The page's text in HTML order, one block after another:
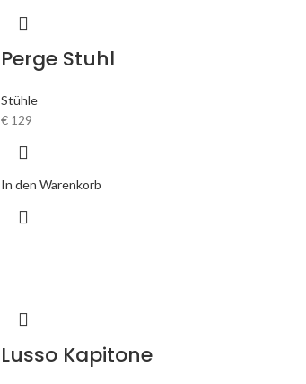
Perge Stuhl
Stühle
€ 129
In den Warenkorb
Lusso Kapitone